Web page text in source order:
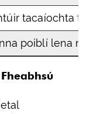
tacaíochta
poiblí lena n-